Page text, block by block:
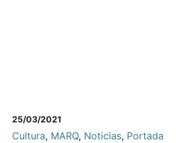
25/03/2021
Cultura, MARQ, Noticias, Portada